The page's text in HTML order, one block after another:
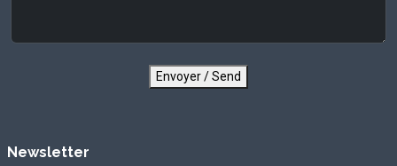
Envoyer / Send
Newsletter